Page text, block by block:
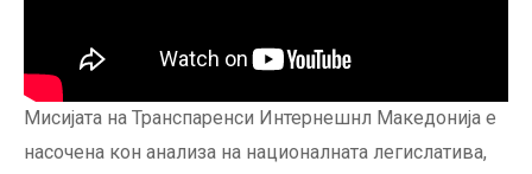
Мисијата на Транспаренси Интернешнл Македонија е
насочена кон aнализа на националната легислатива,